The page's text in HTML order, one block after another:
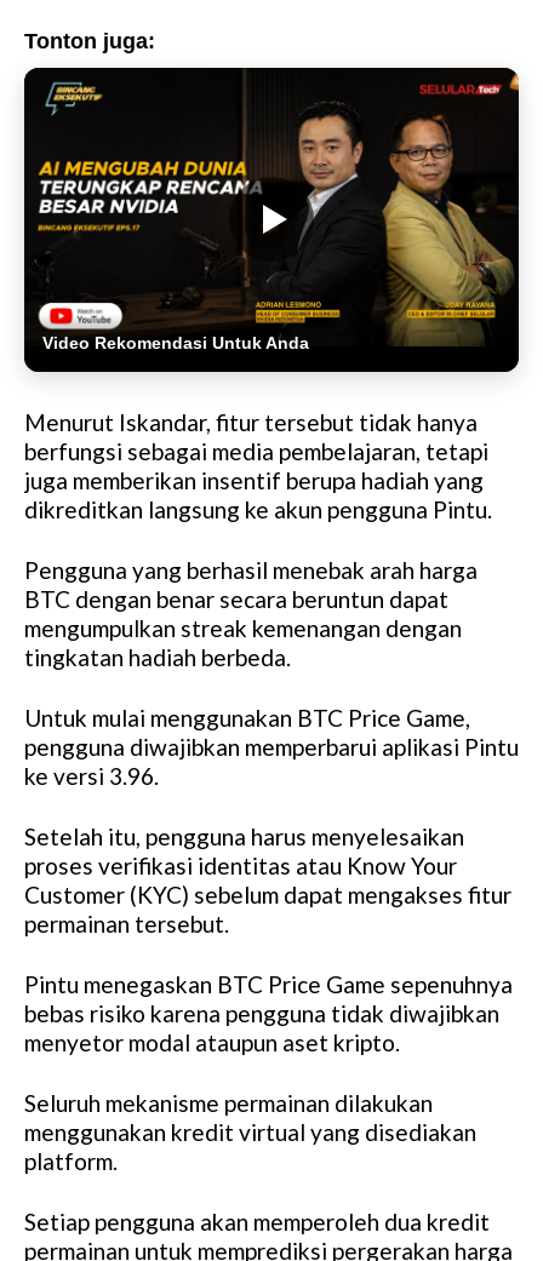
Tonton juga:
Video Rekomendasi Untuk Anda
Menurut Iskandar, fitur tersebut tidak hanya
berfungsi sebagai media pembelajaran, tetapi
juga memberikan insentif berupa hadiah yang
dikreditkan langsung ke akun pengguna Pintu.
Pengguna yang berhasil menebak arah harga
BTC dengan benar secara beruntun dapat
mengumpulkan streak kemenangan dengan
tingkatan hadiah berbeda.
Untuk mulai menggunakan BTC Price Game,
pengguna diwajibkan memperbarui aplikasi Pintu
ke versi 3.96.
Setelah itu, pengguna harus menyelesaikan
proses verifikasi identitas atau Know Your
Customer (KYC) sebelum dapat mengakses fitur
permainan tersebut.
Pintu menegaskan BTC Price Game sepenuhnya
bebas risiko karena pengguna tidak diwajibkan
menyetor modal ataupun aset kripto.
Seluruh mekanisme permainan dilakukan
menggunakan kredit virtual yang disediakan
platform.
Setiap pengguna akan memperoleh dua kredit
permainan untuk memprediksi pergerakan harga